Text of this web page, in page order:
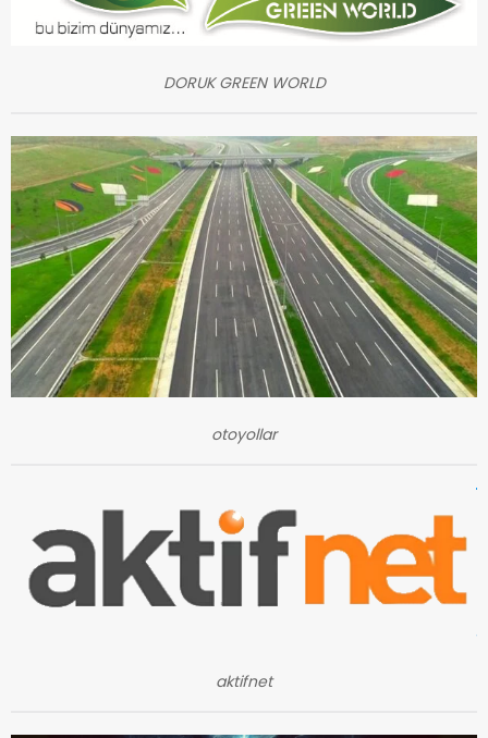
DORUK GREEN WORLD
otoyollar
aktifnet